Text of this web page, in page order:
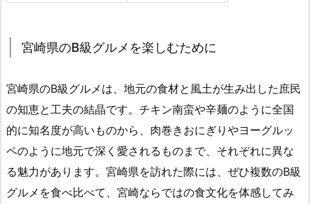
宮崎県のB級グルメを楽しむために
宮崎県のB級グルメは、地元の食材と風土が生み出した庶民
の知恵と工夫の結晶です。チキン南蛮や辛麺のように全国
的に知名度が高いものから、肉巻きおにぎりやヨーグルッ
ペのように地元で深く愛されるものまで、それぞれに異な
る魅力があります。宮崎県を訪れた際には、ぜひ複数のB級
グルメを食べ比べて、宮崎ならではの食文化を体感してみ